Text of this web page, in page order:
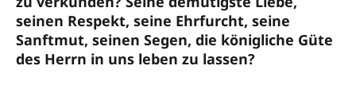
seinen Respekt, seine Ehrfurcht, seine
Sanftmut, seinen Segen, die königliche Güte
des Herrn in uns leben zu lassen?